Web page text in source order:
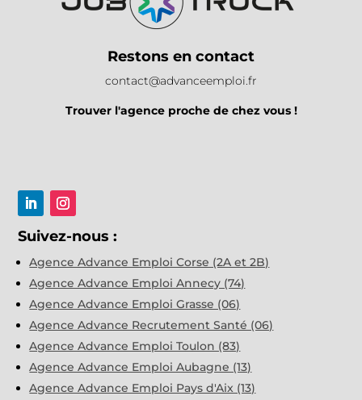
Restons en contact
contact@advanceemploi.fr
Trouver l'agence proche de chez vous !
Suivez-nous :
Agence Advance Emploi Corse (2A et 2B)
Agence Advance Emploi Annecy (74)
Agence Advance Emploi Grasse (06)
Agence Advance Recrutement Santé (06)
Agence Advance Emploi Toulon (83)
Agence Advance Emploi Aubagne (13)
Agence Advance Emploi Pays d'Aix (13)